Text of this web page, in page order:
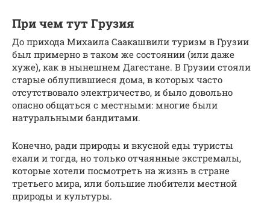
При чем тут Грузия
До прихода Михаила Саакашвили туризм в Грузии
был примерно в таком же состоянии (или даже
хуже), как в нынешнем Дагестане. В Грузии стояли
старые облупившиеся дома, в которых часто
отсутствовало электричество, и было довольно
опасно общаться с местными: многие были
натуральными бандитами.
Конечно, ради природы и вкусной еды туристы
ехали и тогда, но только отчаянные экстремалы,
которые хотели посмотреть на жизнь в стране
третьего мира, или большие любители местной
природы и культуры.